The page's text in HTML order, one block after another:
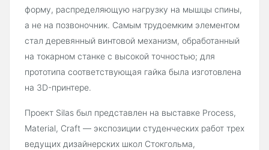
форму, распределяющую нагрузку на мышцы спины,
а не на позвоночник. Самым трудоемким элементом
стал деревянный винтовой механизм, обработанный
на токарном станке с высокой точностью; для
прототипа соответствующая гайка была изготовлена
на 3D-принтере.
Проект Silas был представлен на выставке Process,
Material, Craft — экспозиции студенческих работ трех
ведущих дизайнерских школ Стокгольма,